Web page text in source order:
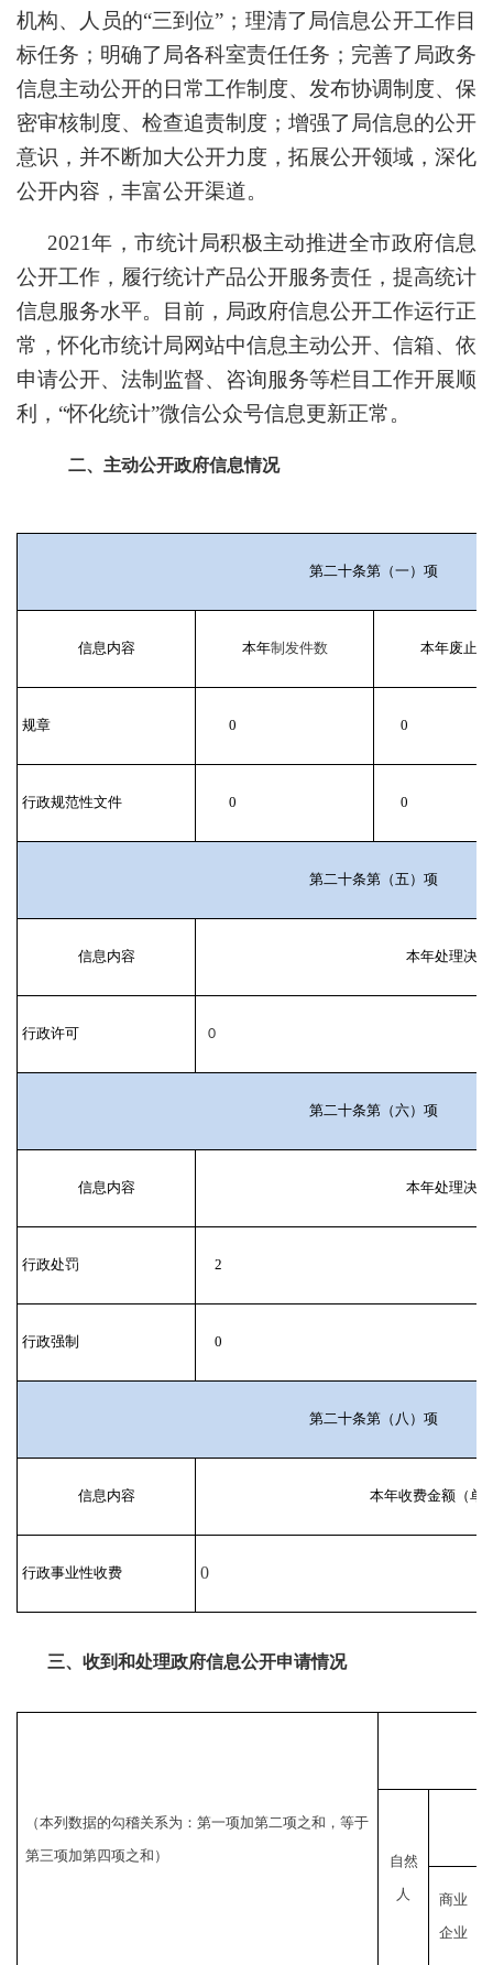
机构、人员的“三到位”；理清了局信息公开工作目
标任务 ； 明确了 局各科室责任任务；完善了局政务
信息主动公开的日常工作制度、发布协调制度、保
密审核制度、检查追责制度；增强了局信息的公开
意识， 并不断加大公开力度，拓展公开领域，深化
公开内容，丰富公开渠道。
2021年 ，市统计局积极主动推进全市政府信息
公开工作 ，履行统计产品公开服务责任，提高统计
信息服务水平。目前， 局政府信息公开工作运行正
常，怀化市统计局网站中信息主动公开、 信箱、 依
申请公开、 法制监督、 咨询服务等栏目 工作开展顺
利
， “怀化统计”微信公众号信息更新正常。
二、 主动公开政府信息情况
第二十条第（一）项
信息内容 本年制发件数 本年废止
规章 0 0
行政规范性文件 0 0
第二十条第（五）项
信息内容 本年处理决
行政许可 0
第二十条第（六）项
信息内容 本年处理决
行政处罚 2
行政强制 0
第二十条第（八）项
信息内容 本年收费金额（单
行政事业性收费 0
三、收到和处理政府信息公开申请情况
（本列数据的勾稽关系为：第一项加第二项之和，等于
第三项加第四项之和）
自然
人
商业
企业